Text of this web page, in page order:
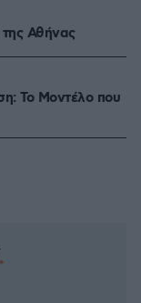
της Αθήνας
Το Mοντέλο που